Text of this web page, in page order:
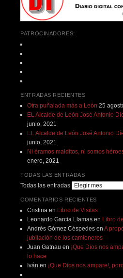
PATROCINADORES:
ENTRADAS RECIENTES
Otra puñalada más a León 25
EL Alcalde de León José Antonio
junio, 2021
EL Alcalde de León José Antonio
junio, 2021
Ni éramos malditos, ni somos
enero, 2021
TODAS LAS ENTRADAS
Todas las entradas
COMENTARIOS RECIENTES
Cristina en Libro de Visitas
Leonardo Garcia Llamasen Libro
Andrés Gómez Céspedesen A
jubilación de los camioneros
Juan Gatnau en ¡Que Dios nos
lo hace
Iván en ¡Que Dios nos ampare!,